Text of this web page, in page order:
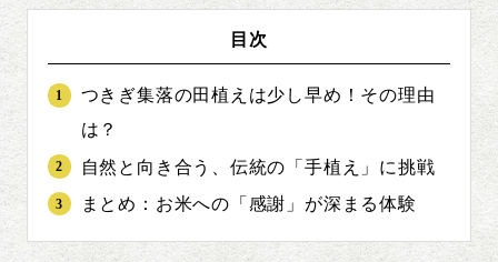
目次
つきぎ集落の田植えは少し早め！その理由
は？
自然と向き合う、伝統の「手植え」に挑戦
まとめ：お米への「感謝」が深まる体験